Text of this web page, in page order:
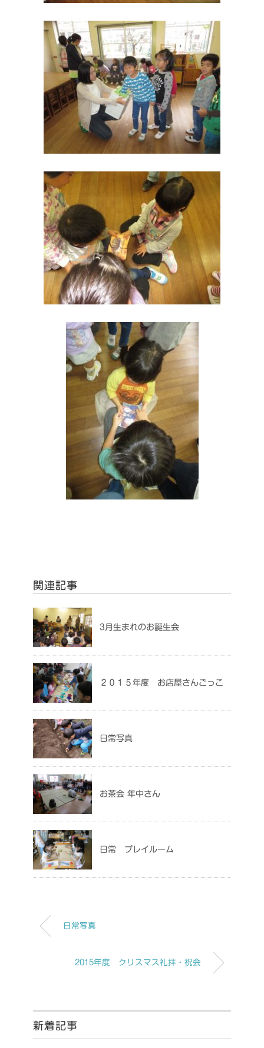
関連記事
3月生まれのお誕生会
２０１５年度 お店屋さんごっこ
日常写真
お茶会 年中さん
日常 プレイルーム
日常写真
2015年度 クリスマス礼拝・祝会
新着記事